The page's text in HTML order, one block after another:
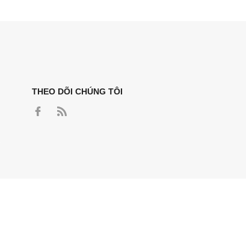
THEO DÕI CHÚNG TÔI